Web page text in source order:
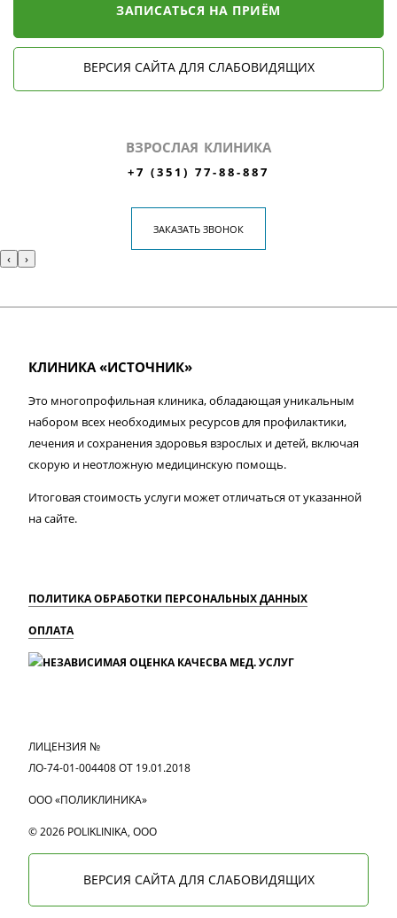
ЗАПИСАТЬСЯ НА ПРИЁМ
ВЕРСИЯ САЙТА ДЛЯ СЛАБОВИДЯЩИХ
ВЗРОСЛАЯ КЛИНИКА
+7 (351) 77-88-887
ЗАКАЗАТЬ ЗВОНОК
‹ ›
КЛИНИКА «ИСТОЧНИК»
Это многопрофильная клиника, обладающая уникальным
набором всех необходимых ресурсов для профилактики,
лечения и сохранения здоровья взрослых и детей, включая
скорую и неотложную медицинскую помощь.
Итоговая стоимость услуги может отличаться от указанной
на сайте.
ПОЛИТИКА ОБРАБОТКИ ПЕРСОНАЛЬНЫХ ДАННЫХ
ОПЛАТА
ЛИЦЕНЗИЯ №
ЛО-74-01-004408 ОТ 19.01.2018
ООО «ПОЛИКЛИНИКА»
© 2026 POLIKLINIKA, OOO
ВЕРСИЯ САЙТА ДЛЯ СЛАБОВИДЯЩИХ